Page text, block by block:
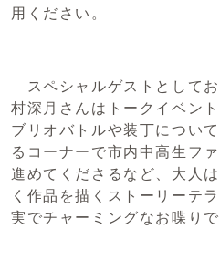
用ください。
スペシャルゲストとして
村深月さんはトークイベン
ブリオバトルや装丁につい
るコーナーで市内中高生フ
進めてくださるなど、大人
く作品を描くストーリーテ
実でチャーミングなお喋り